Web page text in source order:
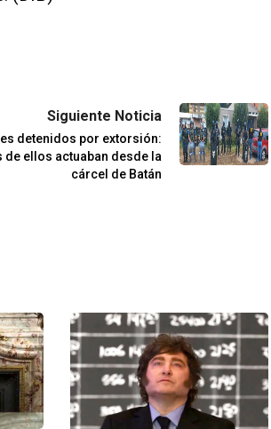
Siguiente Noticia
detenidos por extorsión:
de ellos actuaban desde la
cárcel de Batán